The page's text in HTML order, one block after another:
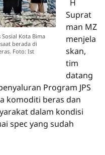
Kota Bima
berada di
Foto: Ist
H
Suprat
man MZ
menjela
skan,
tim
datang
Program JPS
komoditi beras dan
dalam kondisi
spec yang sudah